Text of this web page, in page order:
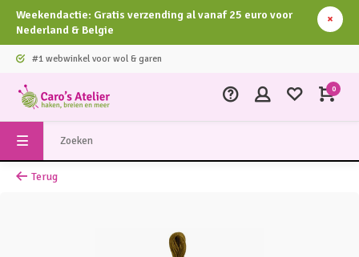
Weekendactie: Gratis verzending al vanaf 25 euro voor
Nederland & Belgie
#1 webwinkel voor wol & garen
0
Terug